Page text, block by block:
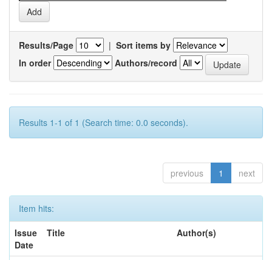
Results/Page | Sort items by
In order
Authors/record
Results 1-1 of 1 (Search time: 0.0 seconds).
previous 1 next
Item hits:
Issue
Date
Title Author(s)